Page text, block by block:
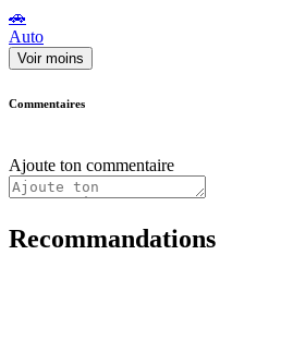
🚗
Auto
Voir moins
Commentaires
Ajoute ton commentaire
Recommandations